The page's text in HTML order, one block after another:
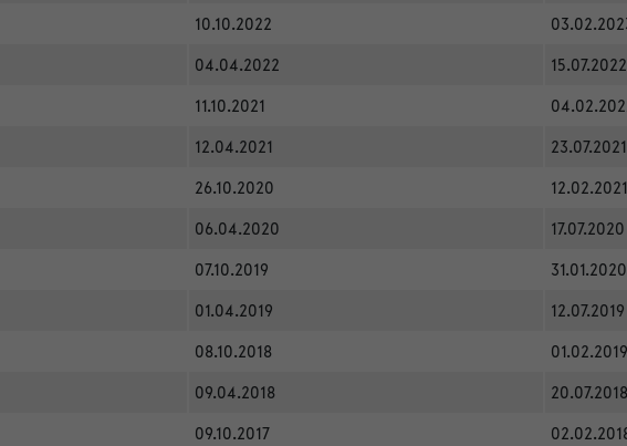
10.10.2022
04.04.2022
15.07.2022
11.10.2021
12.04.2021
23.07.2021
26.10.2020
12.02.2021
06.04.2020
17.07.2020
07.10.2019
31.01.2020
01.04.2019
12.07.2019
08.10.2018
01.02.2019
09.04.2018
20.07.2018
09.10.2017